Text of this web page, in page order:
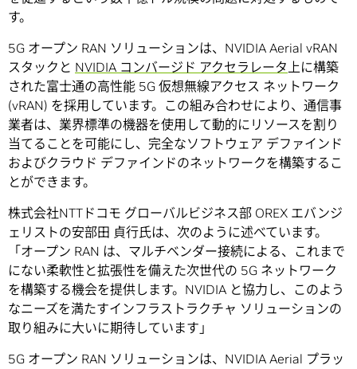
す。
5G オープン RAN ソリューションは、NVIDIA Aerial vRAN
スタックと NVIDIA コンバージド アクセラレータ上に構築
された富士通の高性能 5G 仮想無線アクセス ネットワーク
(vRAN) を採用しています。この組み合わせにより、通信事
業者は、業界標準の機器を使用して動的にリソースを割り
当てることを可能にし、完全なソフトウェア デファインド
およびクラウド デファインドのネットワークを構築するこ
とができます。
株式会社NTTドコモ グローバルビジネス部 OREX エバンジ
ェリストの安部田 貞行氏は、次のように述べています。
「オープン RAN は、マルチベンダー接続による、これまで
にない柔軟性と拡張性を備えた次世代の 5G ネットワーク
を構築する機会を提供します。NVIDIA と協力し、このよう
なニーズを満たすインフラストラクチャ ソリューションの
取り組みに大いに期待しています」
5G オープン RAN ソリューションは、NVIDIA Aerial プラッ